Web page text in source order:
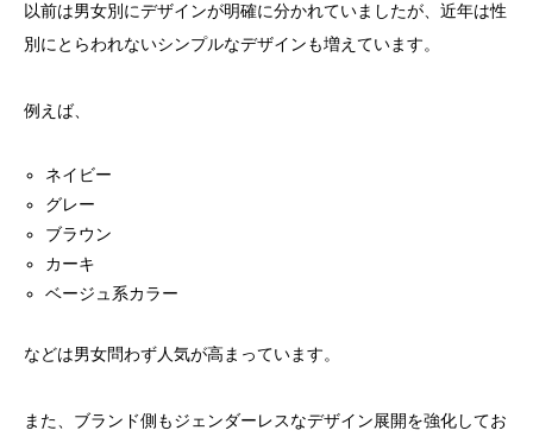
以前は男女別にデザインが明確に分かれていましたが、近年は性
別にとらわれないシンプルなデザインも増えています。
例えば、
ネイビー
グレー
ブラウン
カーキ
ベージュ系カラー
などは男女問わず人気が高まっています。
また、ブランド側もジェンダーレスなデザイン展開を強化してお